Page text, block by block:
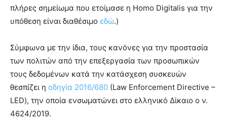
πλήρες σημείωμα που ετοίμασε η Homo Digitalis για την
υπόθεση είναι διαθέσιμο εδώ.)
Σύμφωνα με την ίδια, τους κανόνες για την προστασία
των πολιτών από την επεξεργασία των προσωπικών
τους δεδομένων κατά την κατάσχεση συσκευών
θεσπίζει η οδηγία 2016/680 (Law Enforcement Directive –
LED), την οποία ενσωματώνει στο ελληνικό Δίκαιο ο ν.
4624/2019.